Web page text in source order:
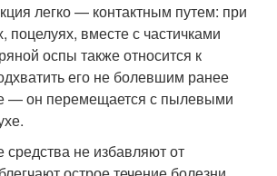
легко — контактным путем: при
поцелуях, вместе с частичками
оспы также относится к
его не болевшим ранее
он перемещается с пылевыми
не избавляют от